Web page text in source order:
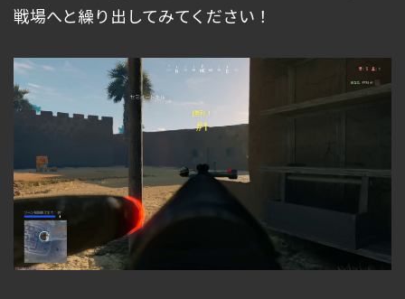
戦場へと繰り出してみてください！